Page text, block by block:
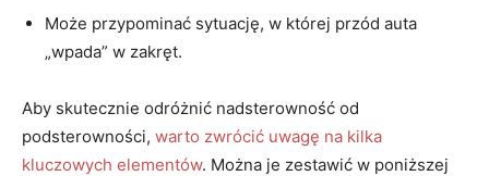
Może przypominać sytuację, w‌ której przód auta⁤
„wpada” w zakręt.
Aby skutecznie⁢ odróżnić nadsterowność⁢ od
podsterowności, warto⁣ zwrócić uwagę na kilka
kluczowych elementów. Można ‌je ‌zestawić w poniższej